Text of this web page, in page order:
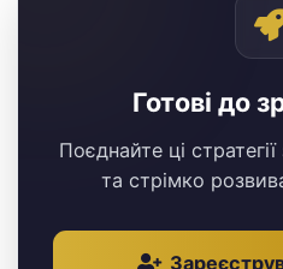
Готові до
Поєднайте ці
та стрімко